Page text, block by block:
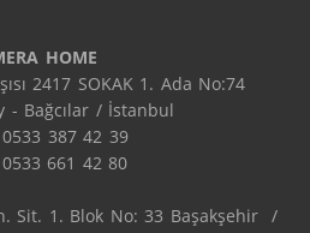
HOME
2417 SOKAK 1. Ada No:74
- Bağcılar / İstanbul
387 42 39
661 42 80
Sit. 1. Blok No: 33 Başakşehir  /